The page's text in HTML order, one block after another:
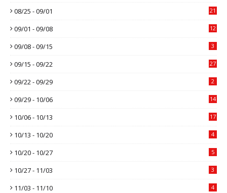
08/25 - 09/01 21
09/01 - 09/08 12
09/08 - 09/15 3
09/15 - 09/22 27
09/22 - 09/29 2
09/29 - 10/06 14
10/06 - 10/13 17
10/13 - 10/20 4
10/20 - 10/27 5
10/27 - 11/03 3
11/03 - 11/10 4